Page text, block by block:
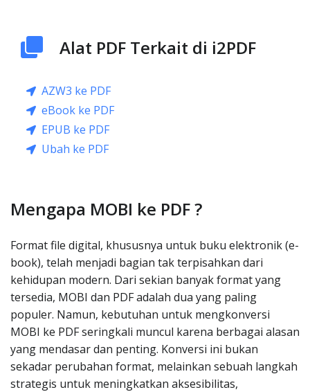
Alat PDF Terkait di i2PDF
AZW3 ke PDF
eBook ke PDF
EPUB ke PDF
Ubah ke PDF
Mengapa MOBI ke PDF ?
Format file digital, khususnya untuk buku elektronik (e-
book), telah menjadi bagian tak terpisahkan dari
kehidupan modern. Dari sekian banyak format yang
tersedia, MOBI dan PDF adalah dua yang paling
populer. Namun, kebutuhan untuk mengkonversi
MOBI ke PDF seringkali muncul karena berbagai alasan
yang mendasar dan penting. Konversi ini bukan
sekadar perubahan format, melainkan sebuah langkah
strategis untuk meningkatkan aksesibilitas,